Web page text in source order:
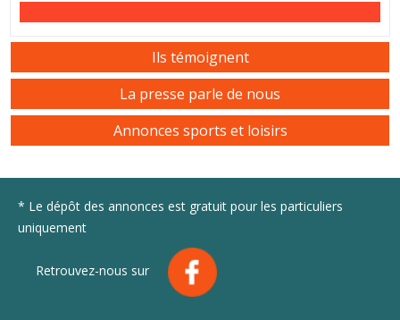
Ils témoignent
La presse parle de nous
Annonces sports et loisirs
* Le dépôt des annonces est gratuit pour les particuliers
uniquement
Retrouvez-nous sur